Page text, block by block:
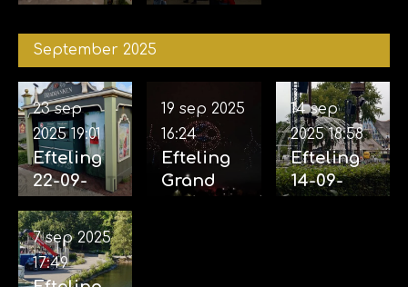
2025
September 2025
Efteling
22-09-
(incl.
Aankondi
ging
23 sep
2025 19:01
Efteling
Grand
19 sep 2025
16:24
Efteling
14-09-
14 sep
2025 18:58
7 sep 2025
17:49